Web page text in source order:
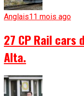
Anglais11 mois ago
27 CP Rail cars
Alta.